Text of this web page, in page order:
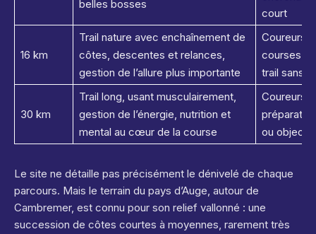
belles bosses
court
16 km
Trail nature avec enchaînement de
côtes, descentes et relances,
gestion de l’allure plus importante
Coureurs
courses à
trail sans
30 km
Trail long, usant musculairement,
gestion de l’énergie, nutrition et
mental au cœur de la course
Coureurs
ou objectif
Le site ne détaille pas précisément le dénivelé de chaque
parcours. Mais le terrain du pays d’Auge, autour de
Cambremer, est connu pour son relief vallonné : une
succession de côtes courtes à moyennes, rarement très